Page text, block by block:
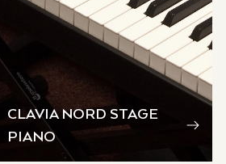
CLAVIA NORD STAGE
PIANO